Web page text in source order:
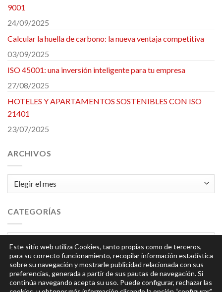
9001
24/09/2025
Calcular la huella de carbono: la nueva ventaja competitiva
03/09/2025
ISO 45001: una inversión inteligente para tu empresa
27/08/2025
HOTELES Y APARTAMENTOS SOSTENIBLES CON ISO
21401
23/07/2025
ARCHIVOS
Archivos
CATEGORÍAS
Categorías
Este sitio web utiliza Cookies, tanto propias como de terceros,
para su correcto funcionamiento, recopilar información estadística
sobre su navegación y mostrarle publicidad relacionada con sus
preferencias, generada a partir de sus pautas de navegación. Si
continúa navegando acepta su uso. Puede configurar, rechazar las